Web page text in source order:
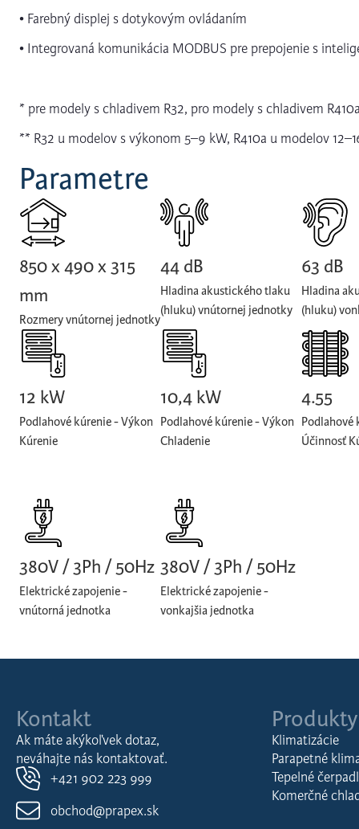
• Farebný displej s dotykovým ovládaním
• Integrovaná komunikácia MODBUS pre prepojenie s
* pre modely s chladivem R32, pro modely s chladivem R410a
** R32 u modelov s výkonom 5–9 kW, R410a u modelov
Parametre
850 x 490 x 315
mm
Rozmery vnútornej jednotky
44 dB
Hladina akustického tlaku
(hluku) vnútornej jednotky
63 dB
Hladina
(hluku)
12 kW
Podlahové kúrenie - Výkon
Kúrenie
10,4 kW
Podlahové kúrenie - Výkon
Chladenie
4.55
Podlahové
Účinnosť
380V / 3Ph / 50Hz
Elektrické zapojenie -
vnútorná jednotka
380V / 3Ph / 50Hz
Elektrické zapojenie -
vonkajšia jednotka
Kontakt
Ak máte akýkoľvek dotaz,
neváhajte nás kontaktovať.
+421 902 223 999
obchod@prapex.sk
Produkty
Klimatizácie
Parapetné
Tepelné
Komerčné